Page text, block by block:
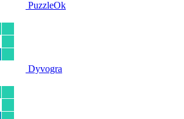
PuzzleOk
Dyvogra